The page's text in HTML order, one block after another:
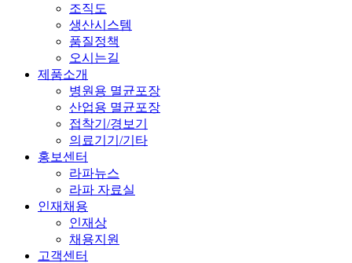
조직도
생산시스템
품질정책
오시는길
제품소개
병원용 멸균포장
산업용 멸균포장
접착기/경보기
의료기기/기타
홍보센터
라파뉴스
라파 자료실
인재채용
인재상
채용지원
고객센터